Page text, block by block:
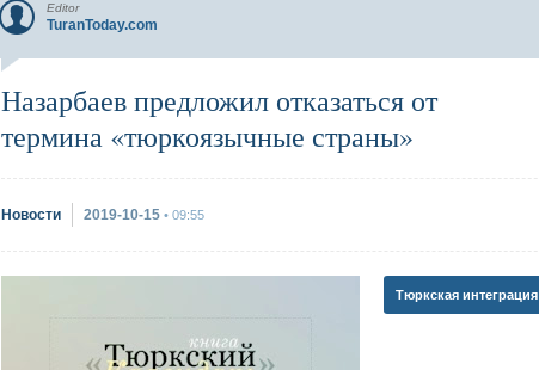
Editor
TuranToday.com
Назарбаев предложил отказаться от
термина «тюркоязычные страны»
Новости 2019-10-15 • 09:55
Тюркская интеграция